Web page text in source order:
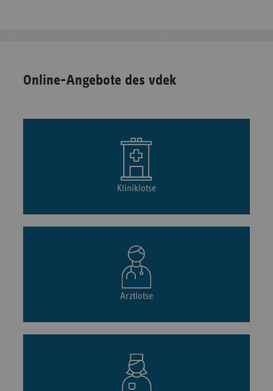
Online-Angebote des vdek
Kliniklotse
Arztlotse